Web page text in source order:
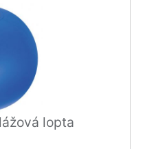
lopta